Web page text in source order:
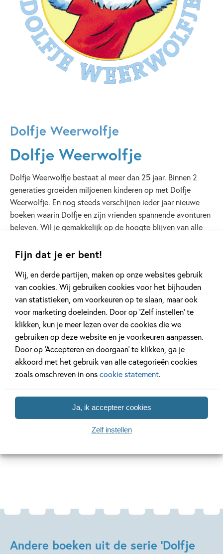
Fijn dat je er bent!
Wij, en derde partijen, maken op onze websites gebruik
van cookies. Wij gebruiken cookies voor het bijhouden
van statistieken, om voorkeuren op te slaan, maar ook
voor marketing doeleinden. Door op ‘Zelf instellen’ te
klikken, kun je meer lezen over de cookies die we
gebruiken op deze website en je voorkeuren aanpassen.
Door op ‘Accepteren en doorgaan’ te klikken, ga je
akkoord met het gebruik van alle categorieën cookies
zoals omschreven in onscookie statement.
Ja, ik accepteer cookies
Zelf instellen
Dolfje Weerwolfje
Dolfje Weerwolfje
Dolfje Weerwolfje bestaat al meer dan 25 jaar. Binnen 2
generaties groeiden miljoenen kinderen op met Dolfje
Weerwolfje. En nog steeds verschijnen ieder jaar nieuwe
boeken waarin Dolfje en zijn vrienden spannende avonturen
beleven. Wil je gemakkelijk op de hoogte blijven van alle
Lees verder
'Dolfje is een kinderboekenheld, net als
Pippi Langkous, Jip en Janneke en
Andere boeken uit de serie 'Dolfje